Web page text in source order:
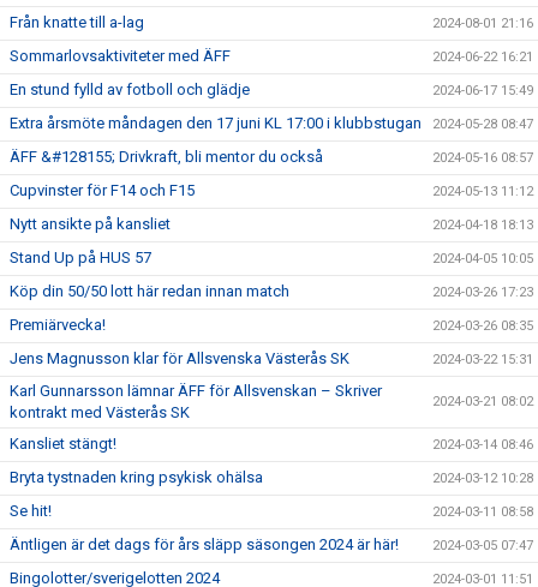
Från knatte till a-lag 2024-08-01 21:16
Sommarlovsaktiviteter med ÄFF 2024-06-22 16:21
En stund fylld av fotboll och glädje 2024-06-17 15:49
Extra årsmöte måndagen den 17 juni KL 17:00 i klubbstugan 2024-05-28 08:47
ÄFF &#128155; Drivkraft, bli mentor du också 2024-05-16 08:57
Cupvinster för F14 och F15 2024-05-13 11:12
Nytt ansikte på kansliet 2024-04-18 18:13
Stand Up på HUS 57 2024-04-05 10:05
Köp din 50/50 lott här redan innan match 2024-03-26 17:23
Premiärvecka! 2024-03-26 08:35
Jens Magnusson klar för Allsvenska Västerås SK 2024-03-22 15:31
Karl Gunnarsson lämnar ÄFF för Allsvenskan – Skriver
kontrakt med Västerås SK
2024-03-21 08:02
Kansliet stängt! 2024-03-14 08:46
Bryta tystnaden kring psykisk ohälsa 2024-03-12 10:28
Se hit! 2024-03-11 08:58
Äntligen är det dags för års släpp säsongen 2024 är här! 2024-03-05 07:47
Bingolotter/sverigelotten 2024 2024-03-01 11:51